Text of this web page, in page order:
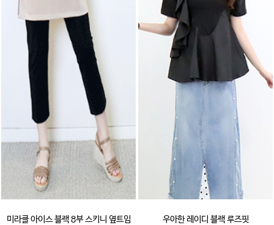
미라클 아이스 블랙 8부 스키니 옆트임
우아한 레이디 블랙 루즈핏